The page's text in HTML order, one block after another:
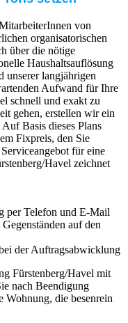
von
organisatorischen
über die nötige
Haushaltsauflösung
unserer langjährigen
Aufwand für Ihre
schnell und exakt zu
gehen, erstellen wir ein
Basis dieses Plans
Fixpreis, den Sie
für eine
Havel zeichnet
per Telefon und E-Mail
auf den
der Auftragsabwicklung
Fürstenberg/Havel mit
nach Beendigung
Wohnung, die besenrein